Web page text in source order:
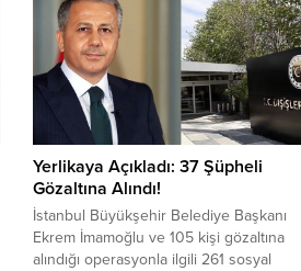
Yerlikaya Açıkladı: 37 Şüpheli
Gözaltına Alındı!
İstanbul Büyükşehir Belediye Başkanı
Ekrem İmamoğlu ve 105 kişi gözaltına
alındığı operasyonla ilgili 261 sosyal